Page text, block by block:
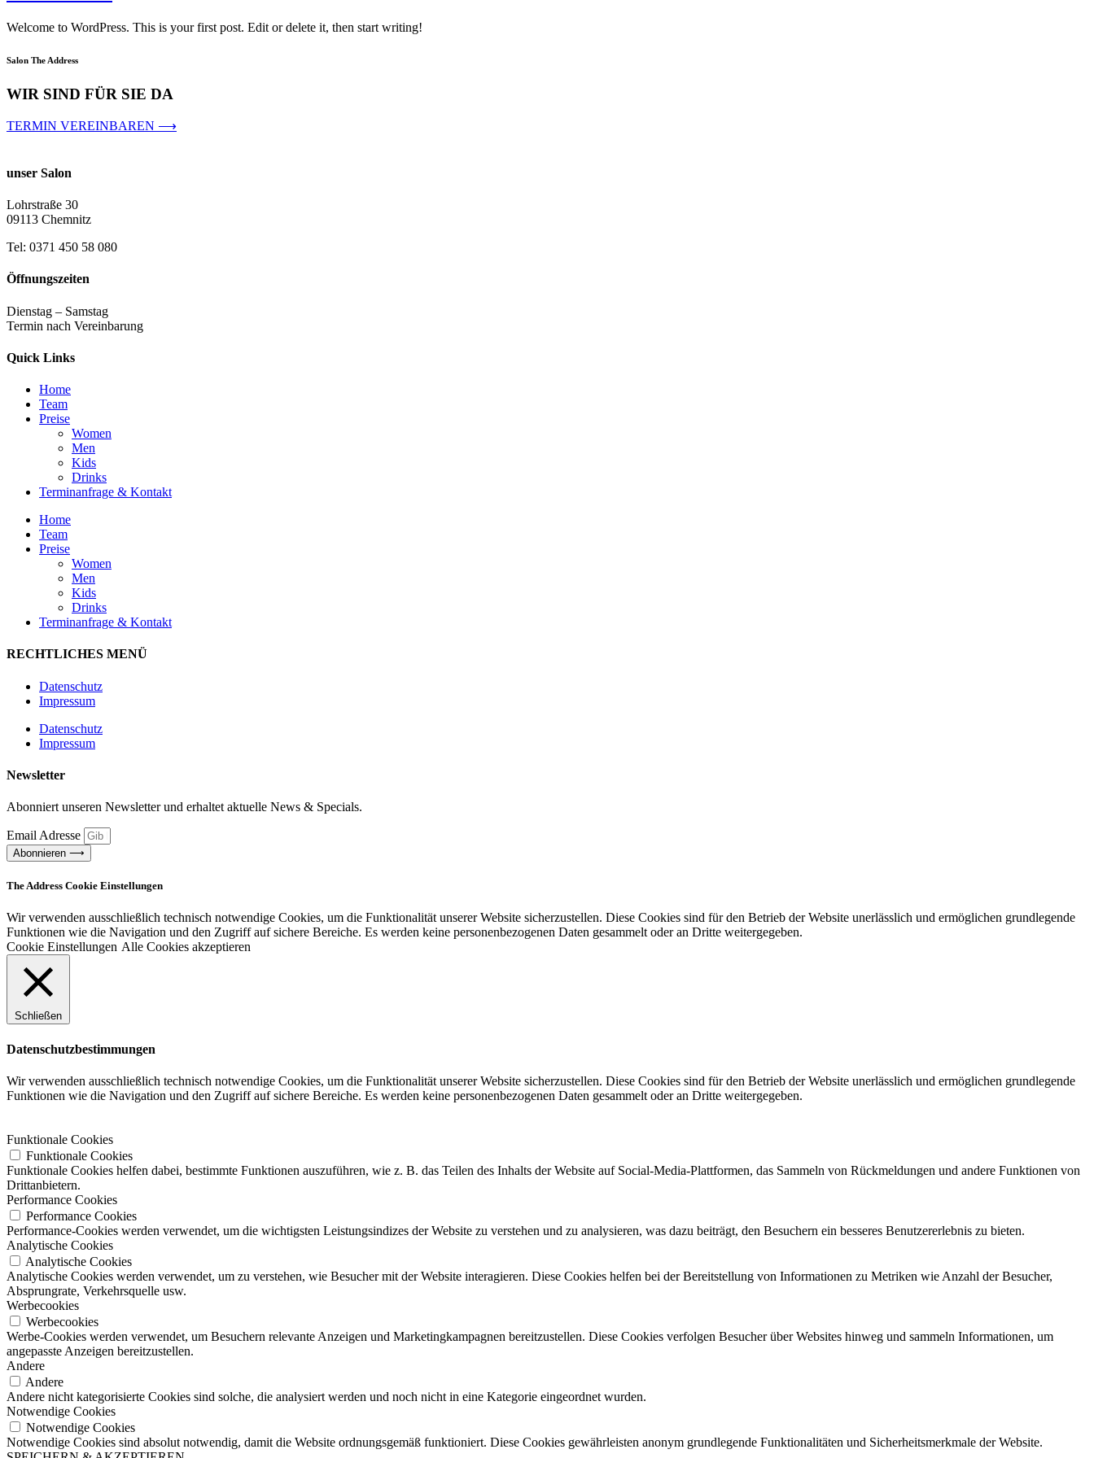
Welcome to WordPress. This is your first post. Edit or delete it, then start writing!
Salon The Address
WIR SIND FÜR SIE DA
TERMIN VEREINBAREN ⟶
unser Salon
Lohrstraße 30
09113 Chemnitz
Tel: 0371 450 58 080
Öffnungszeiten
Dienstag – Samstag
Termin nach Vereinbarung
Quick Links
Home
Team
Preise
Women
Men
Kids
Drinks
Terminanfrage & Kontakt
Home
Team
Preise
Women
Men
Kids
Drinks
Terminanfrage & Kontakt
RECHTLICHES MENÜ
Datenschutz
Impressum
Datenschutz
Impressum
Newsletter
Abonniert unseren Newsletter und erhaltet aktuelle News & Specials.
Email Adresse
Abonnieren ⟶
The Address Cookie Einstellungen
Wir verwenden ausschließlich technisch notwendige Cookies, um die Funktionalität unserer Website sicherzustellen. Diese Cookies sind für den Betrieb der Website unerlässlich und ermöglichen grundlegende
Funktionen wie die Navigation und den Zugriff auf sichere Bereiche. Es werden keine personenbezogenen Daten gesammelt oder an Dritte weitergegeben.
Cookie Einstellungen Alle Cookies akzeptieren
Schließen
Datenschutzbestimmungen
Wir verwenden ausschließlich technisch notwendige Cookies, um die Funktionalität unserer Website sicherzustellen. Diese Cookies sind für den Betrieb der Website unerlässlich und ermöglichen grundlegende
Funktionen wie die Navigation und den Zugriff auf sichere Bereiche. Es werden keine personenbezogenen Daten gesammelt oder an Dritte weitergegeben.
Funktionale Cookies
Funktionale Cookies
Funktionale Cookies helfen dabei, bestimmte Funktionen auszuführen, wie z. B. das Teilen des Inhalts der Website auf Social-Media-Plattformen, das Sammeln von Rückmeldungen und andere Funktionen von
Drittanbietern.
Performance Cookies
Performance Cookies
Performance-Cookies werden verwendet, um die wichtigsten Leistungsindizes der Website zu verstehen und zu analysieren, was dazu beiträgt, den Besuchern ein besseres Benutzererlebnis zu bieten.
Analytische Cookies
Analytische Cookies
Analytische Cookies werden verwendet, um zu verstehen, wie Besucher mit der Website interagieren. Diese Cookies helfen bei der Bereitstellung von Informationen zu Metriken wie Anzahl der Besucher,
Absprungrate, Verkehrsquelle usw.
Werbecookies
Werbecookies
Werbe-Cookies werden verwendet, um Besuchern relevante Anzeigen und Marketingkampagnen bereitzustellen. Diese Cookies verfolgen Besucher über Websites hinweg und sammeln Informationen, um
angepasste Anzeigen bereitzustellen.
Andere
Andere
Andere nicht kategorisierte Cookies sind solche, die analysiert werden und noch nicht in eine Kategorie eingeordnet wurden.
Notwendige Cookies
Notwendige Cookies
Notwendige Cookies sind absolut notwendig, damit die Website ordnungsgemäß funktioniert. Diese Cookies gewährleisten anonym grundlegende Funktionalitäten und Sicherheitsmerkmale der Website.